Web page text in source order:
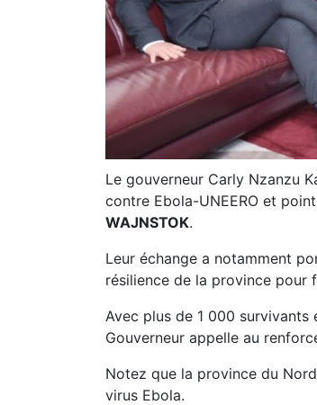
Le gouverneur Carly Nzanzu
contre Ebola-UNEERO et
WAJNSTOK.
Leur échange a notamment
résilience de la province pour
Avec plus de 1 000
Gouverneur appelle au
Notez que la province du
virus Ebola.